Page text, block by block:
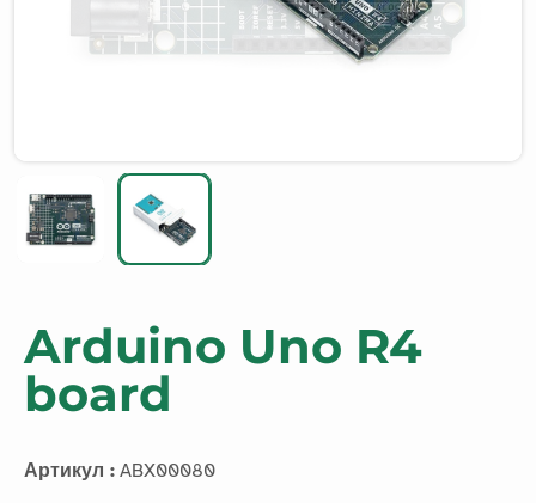
Arduino Uno R4
board
Артикул : ABX00080